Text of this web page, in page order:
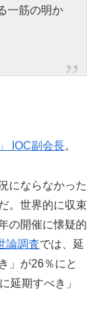
一筋の明か
IOC副会長。
にならなかった
。世界的に収束
の開催に懐疑的
論調査では、延
」が26％にと
延期すべき」